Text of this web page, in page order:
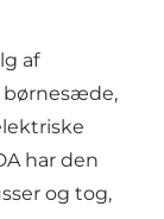
af
børnesæde,
har den
og tog,